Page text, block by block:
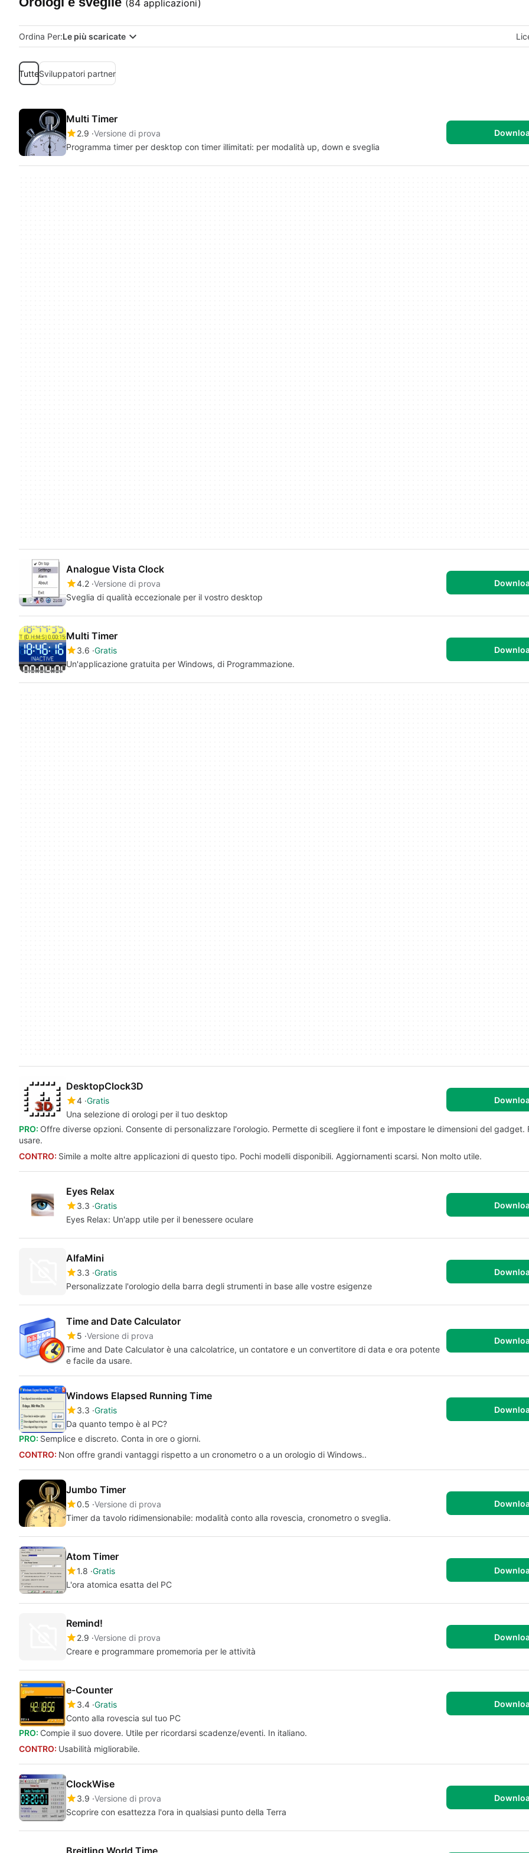
(84 applicazioni)
Ordina Per:Le più scaricate
TutteSviluppatori partner
Multi Timer
2.9 Versione di prova
Programma timer per desktop con timer illimitati: per modalità up, down e sveglia
Analogue Vista Clock
4.2 Versione di prova
Sveglia di qualità eccezionale per il vostro desktop
Multi Timer
3.6 Gratis
Un'applicazione gratuita per Windows, di Programmazione.
DesktopClock3D
4 Gratis
Una selezione di orologi per il tuo desktop
PRO: Offre diverse opzioni. Consente di personalizzare l'orologio. Permette di scegliere il font e impostare le dimensioni del gadget.
usare.
CONTRO: Simile a molte altre applicazioni di questo tipo. Pochi modelli disponibili. Aggiornamenti scarsi. Non molto utile.
Eyes Relax
3.3 Gratis
Eyes Relax: Un'app utile per il benessere oculare
AlfaMini
3.3 Gratis
Personalizzate l'orologio della barra degli strumenti in base alle vostre esigenze
Time and Date Calculator
5 Versione di prova
Time and Date Calculator è una calcolatrice, un contatore e un convertitore di data e ora potente
e facile da usare.
Windows Elapsed Running Time
3.3 Gratis
Da quanto tempo è al PC?
PRO: Semplice e discreto. Conta in ore o giorni.
CONTRO: Non offre grandi vantaggi rispetto a un cronometro o a un orologio di Windows..
Jumbo Timer
0.5 Versione di prova
Timer da tavolo ridimensionabile: modalità conto alla rovescia, cronometro o sveglia.
Atom Timer
1.8 Gratis
L'ora atomica esatta del PC
Remind!
2.9 Versione di prova
Creare e programmare promemoria per le attività
e-Counter
3.4 Gratis
Conto alla rovescia sul tuo PC
PRO: Compie il suo dovere. Utile per ricordarsi scadenze/eventi. In italiano.
CONTRO: Usabilità migliorabile.
ClockWise
3.9 Versione di prova
Scoprire con esattezza l'ora in qualsiasi punto della Terra
Breitling World Time